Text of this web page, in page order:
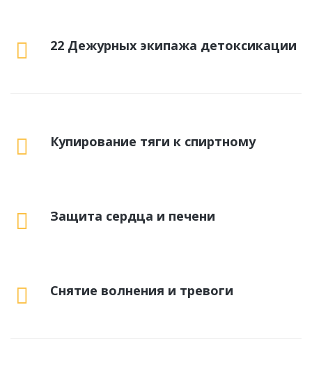
22 Дежурных экипажа детоксикации
Купирование тяги к спиртному
Защита сердца и печени
Снятие волнения и тревоги